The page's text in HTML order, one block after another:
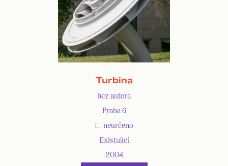
Turbina
bez autora
Praha 6
neurčeno
Existující
2004